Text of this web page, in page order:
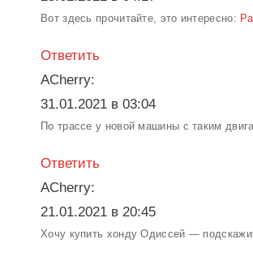
Вот здесь прочитайте, это интересно:
Ответить
ACherry:
31.01.2021 в 03:04
По трассе у новой машины с таким
Ответить
ACherry:
21.01.2021 в 20:45
Хочу купить хонду Одиссей —